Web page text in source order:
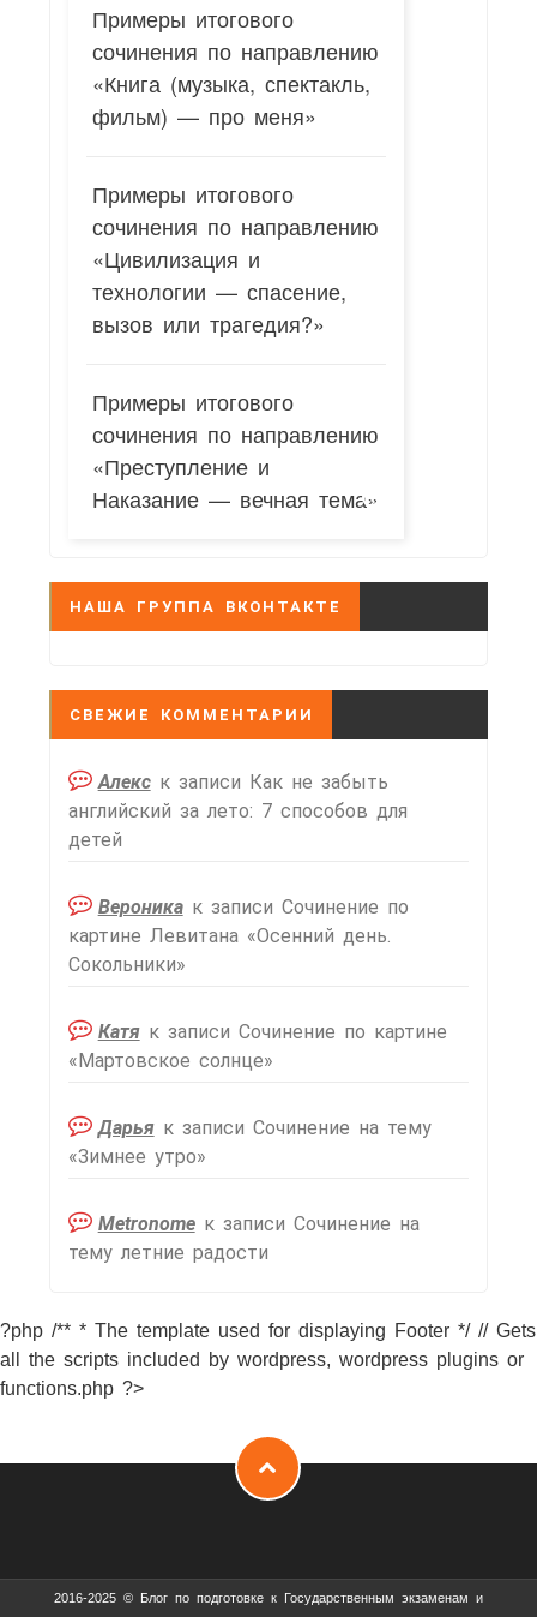
Примеры итогового
сочинения по направлению
«Книга (музыка, спектакль,
фильм) — про меня»
Примеры итогового
сочинения по направлению
«Цивилизация и
технологии — спасение,
вызов или трагедия?»
Примеры итогового
сочинения по направлению
«Преступление и
Наказание — вечная тема»
НАША ГРУППА ВКОНТАКТЕ
СВЕЖИЕ КОММЕНТАРИИ
Алекск записи Как не забыть
английский за лето: 7 способов для
детей
Вероникак записи Сочинение по
картине Левитана «Осенний день.
Сокольники»
Катяк записи Сочинение по картине
«Мартовское солнце»
Дарьяк записи Сочинение на тему
«Зимнее утро»
Metronomeк записи Сочинение на
тему летние радости
?php /** * The template used for displaying Footer */ // Gets
all the scripts included by wordpress, wordpress plugins or
functions.php ?>
2016-2025 © Блог по подготовке к Государственным экзаменам и